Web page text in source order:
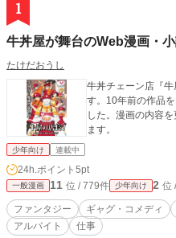
1
牛丼屋が舞台のWeb漫画・
たけだおうし
牛丼チェーン店『
す。10年前の作品
した。漫画の内容
ます。
少年向け 連載中
24h.ポイント 5pt
一般漫画 11 位 / 779件 少年向け 2 位
ファンタジー ギャグ・コメディ
アルバイト
仕事